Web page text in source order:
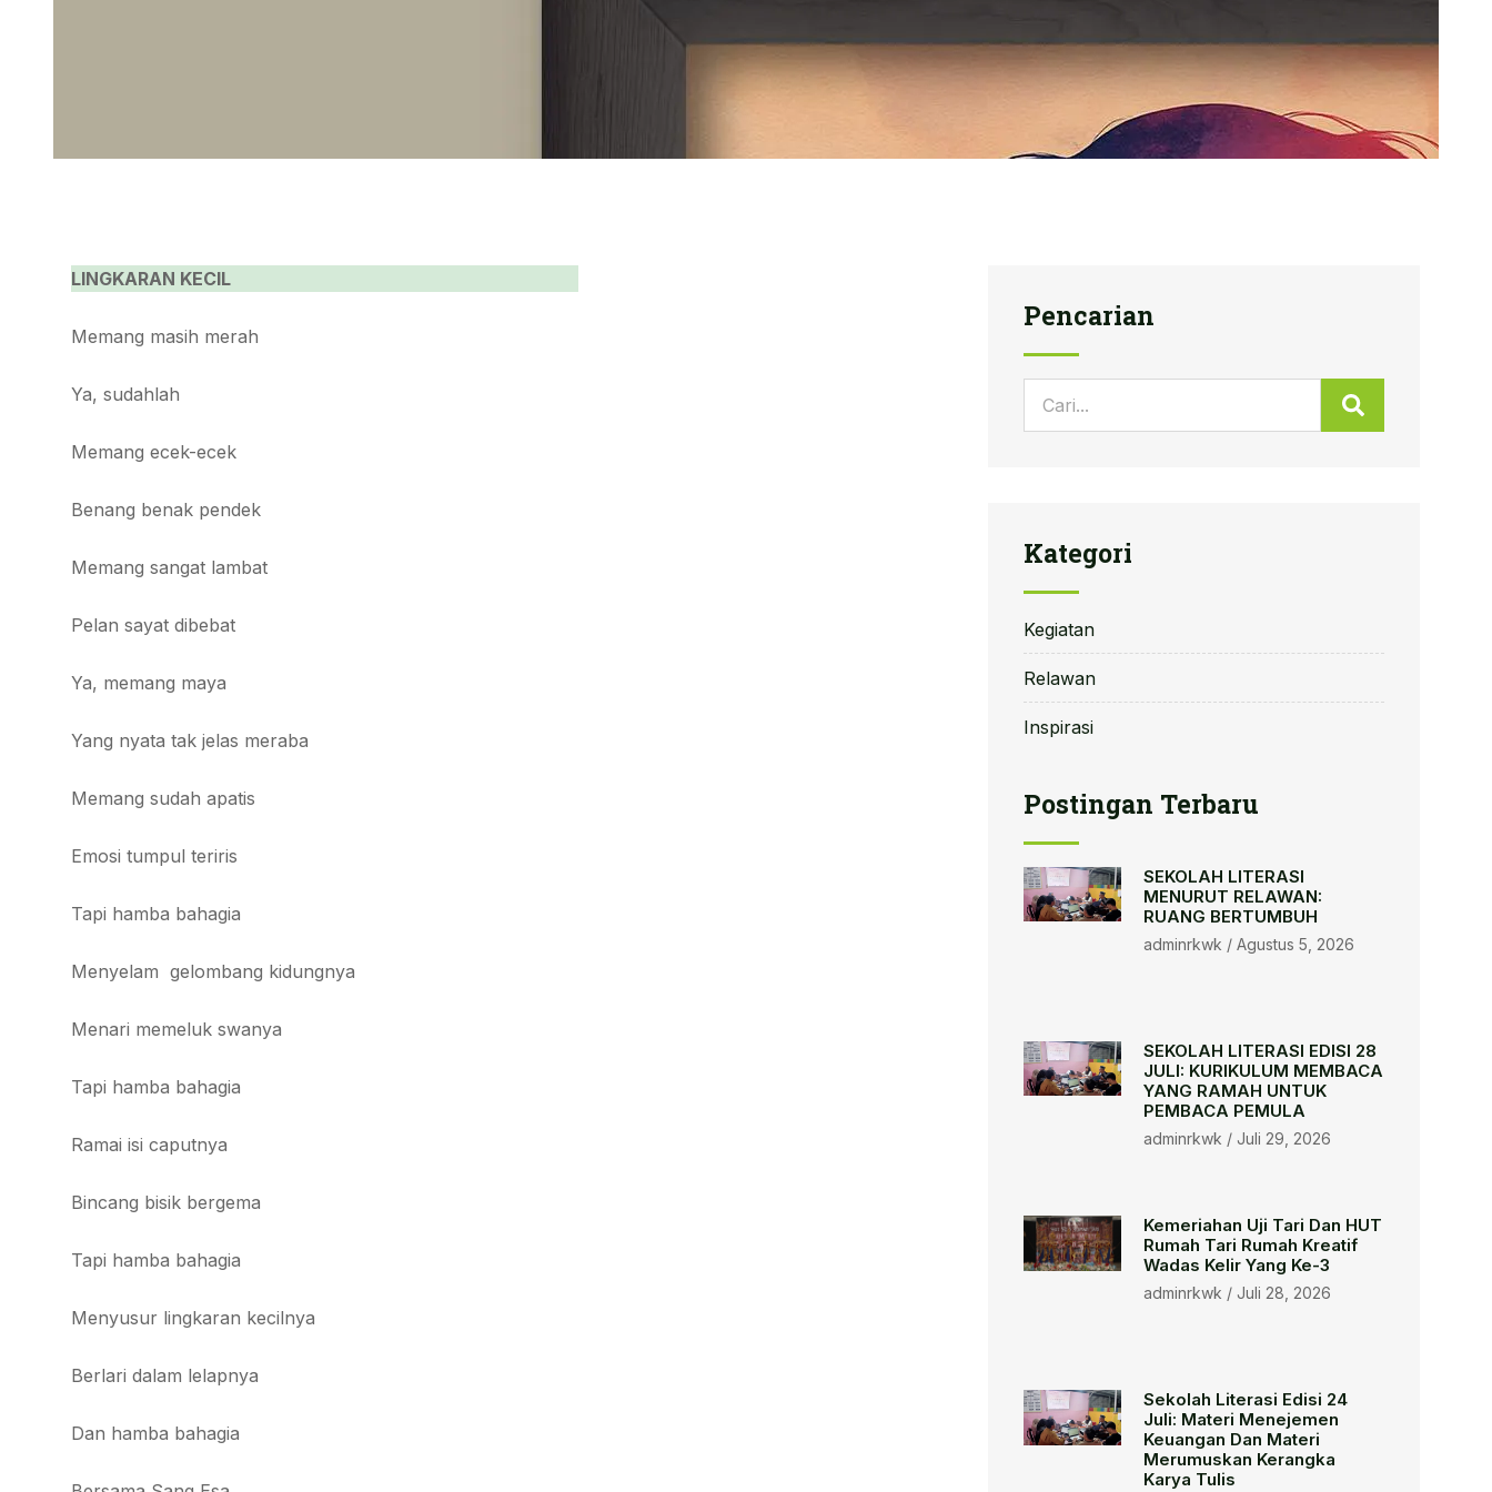
LINGKARAN KECIL
Memang masih merah
Ya, sudahlah
Memang ecek-ecek
Benang benak pendek
Memang sangat lambat
Pelan sayat dibebat
Ya, memang maya
Yang nyata tak jelas meraba
Memang sudah apatis
Emosi tumpul teriris
Tapi hamba bahagia
Menyelam gelombang kidungnya
Menari memeluk swanya
Tapi hamba bahagia
Ramai isi caputnya
Bincang bisik bergema
Tapi hamba bahagia
Menyusur lingkaran kecilnya
Berlari dalam lelapnya
Dan hamba bahagia
Pencarian
Search
Kategori
Kegiatan
Relawan
Inspirasi
Postingan Terbaru
SEKOLAH LITERASI
MENURUT RELAWAN:
RUANG BERTUMBUH
adminrkwk Agustus 5, 2026
SEKOLAH LITERASI EDISI 28
JULI: KURIKULUM MEMBACA
YANG RAMAH UNTUK
PEMBACA PEMULA
adminrkwk Juli 29, 2026
Kemeriahan Uji Tari Dan HUT
Rumah Tari Rumah Kreatif
Wadas Kelir Yang Ke-3
adminrkwk Juli 28, 2026
Sekolah Literasi Edisi 24
Juli: Materi Menejemen
Keuangan Dan Materi
Merumuskan Kerangka
Karya Tulis